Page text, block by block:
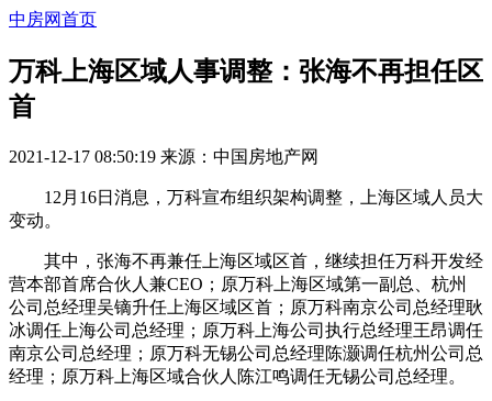
中房网首页
万科上海区域人事调整：张海不再担任区
首
2021-12-17 08:50:19 来源： 中国房地产网
12月16日消息，万科宣布组织架构调整，上海区域人员大
变动。
其中，张海不再兼任上海区域区首，继续担任万科开发经
营本部首席合伙人兼CEO；原万科上海区域第一副总、杭州
公司总经理吴镝升任上海区域区首；原万科南京公司总经理耿
冰调任上海公司总经理；原万科上海公司执行总经理王昂调任
南京公司总经理；原万科无锡公司总经理陈灏调任杭州公司总
经理；原万科上海区域合伙人陈江鸣调任无锡公司总经理。